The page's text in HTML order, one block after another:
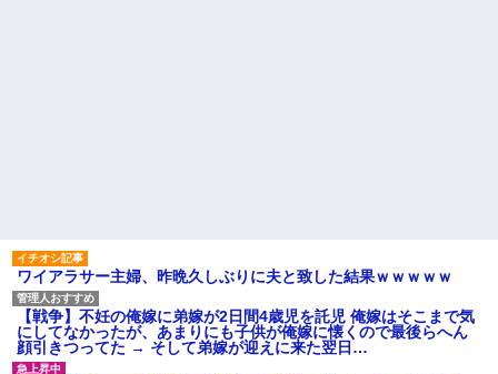
ワイアラサー主婦、昨晩久しぶりに夫と致した結果ｗｗｗｗｗ
【戦争】不妊の俺嫁に弟嫁が2日間4歳児を託児 俺嫁はそこまで気
にしてなかったが、あまりにも子供が俺嫁に懐くので最後らへん
顔引きつってた → そして弟嫁が迎えに来た翌日…